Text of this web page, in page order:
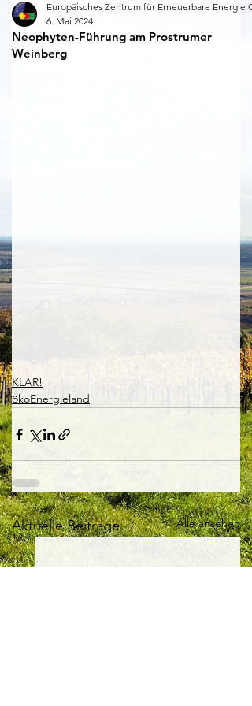
Neophyten-Führung am Prostrumer
Weinberg
Europäisches Zentrum für Erneuerbare Energie
6. Mai 2024
KLAR!
ökoEnergieland
Aktuelle Beiträge Alle ansehen